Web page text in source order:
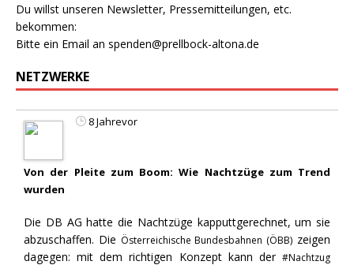
Du willst unseren Newsletter, Pressemitteilungen, etc.
bekommen:
Bitte ein Email an spenden@prellbock-altona.de
NETZWERKE
8 Jahrevor
Von der Pleite zum Boom: Wie Nachtzüge zum Trend
wurden
Die DB AG hatte die Nachtzüge kapputtgerechnet, um sie
abzuschaffen. Die Österreichische Bundesbahnen (ÖBB) zeigen
dagegen: mit dem richtigen Konzept kann der #Nachtzug